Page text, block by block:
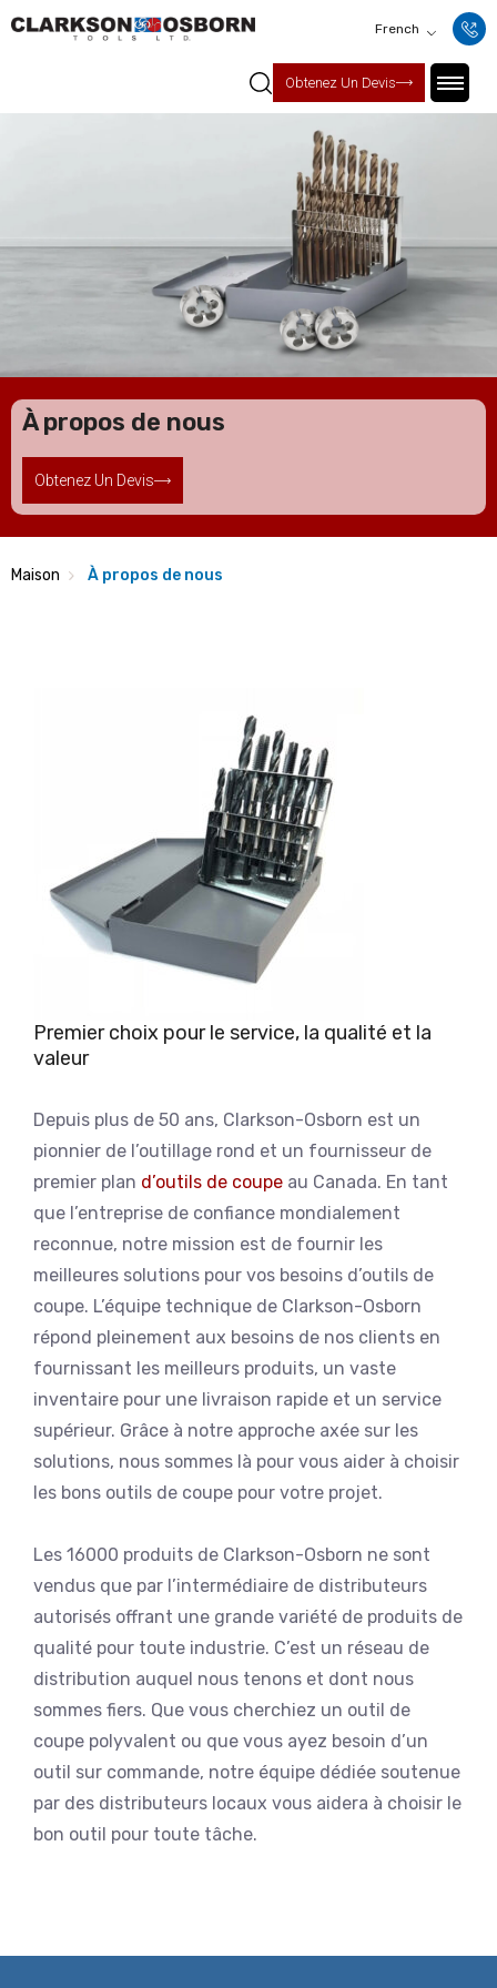
French
Obtenez Un Devis
À propos de nous
Obtenez Un Devis
Maison À propos de nous
Premier choix pour le service, la qualité et la
valeur
Depuis plus de 50 ans, Clarkson-Osborn est un
pionnier de l’outillage rond et un fournisseur de
premier plan d’outils de coupe au Canada. En tant
que l’entreprise de confiance mondialement
reconnue, notre mission est de fournir les
meilleures solutions pour vos besoins d’outils de
coupe. L’équipe technique de Clarkson-Osborn
répond pleinement aux besoins de nos clients en
fournissant les meilleurs produits, un vaste
inventaire pour une livraison rapide et un service
supérieur. Grâce à notre approche axée sur les
solutions, nous sommes là pour vous aider à choisir
les bons outils de coupe pour votre projet.
Les 16000 produits de Clarkson-Osborn ne sont
vendus que par l’intermédiaire de distributeurs
autorisés offrant une grande variété de produits de
qualité pour toute industrie. C’est un réseau de
distribution auquel nous tenons et dont nous
sommes fiers. Que vous cherchiez un outil de
coupe polyvalent ou que vous ayez besoin d’un
outil sur commande, notre équipe dédiée soutenue
par des distributeurs locaux vous aidera à choisir le
bon outil pour toute tâche.